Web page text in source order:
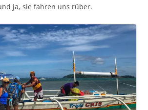
ja, sie fahren uns rüber.